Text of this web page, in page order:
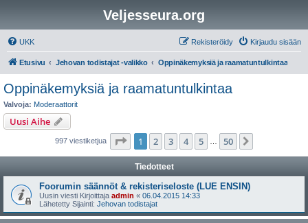
Veljesseura.org
UKK Kirjaudu sisään
Rekisteröidy
Etusivu Jehovan todistajat -valikko Oppinäkemyksiä ja raamatuntulkintaa
Oppinäkemyksiä ja raamatuntulkintaa
Valvoja: Moderaattorit
Uusi Aihe
997 viestiketjua Sivu /50
1 2 3 4 5 50
Tiedotteet
Foorumin säännöt & rekisteriseloste (LUE ENSIN)
Uusin viesti Kirjoittaja admin « 06.04.2015 14:33
Lähetetty Sijainti: Jehovan todistajat